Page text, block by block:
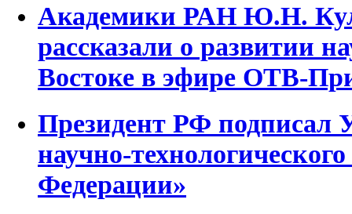
Академики РАН Ю.Н.
рассказали о развитии
Востоке в эфире ОТВ-
Президент РФ подписал
научно-
Федерации»